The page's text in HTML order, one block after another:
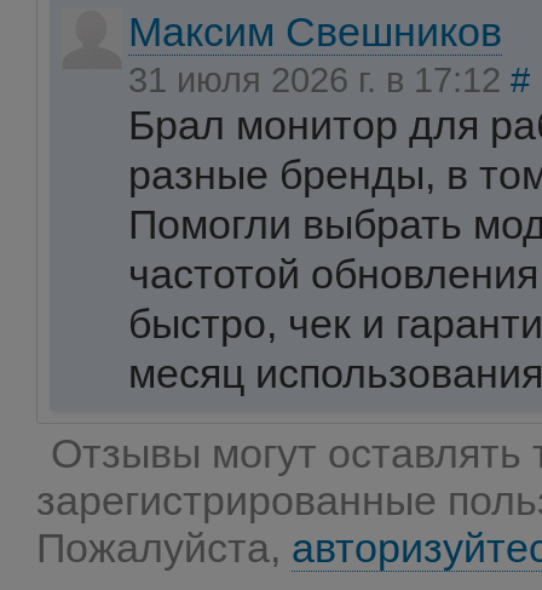
Максим Свешников
31 июля 2026 г. в 17:12 #
Брал монитор для
разные бренды, в
Помогли выбрать
частотой
быстро, чек и
месяц
Отзывы могут оставлять
зарегистрированные
Пожалуйста,